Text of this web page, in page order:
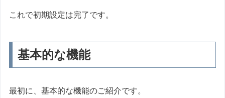
これで初期設定は完了です。
基本的な機能
最初に、基本的な機能のご紹介です。